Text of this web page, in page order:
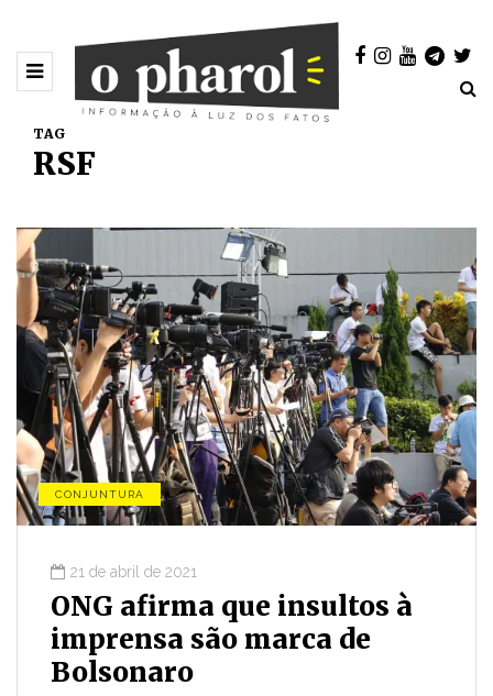
TAG
RSF
CONJUNTURA
21 de abril de 2021
ONG afirma que insultos à
imprensa são marca de
Bolsonaro